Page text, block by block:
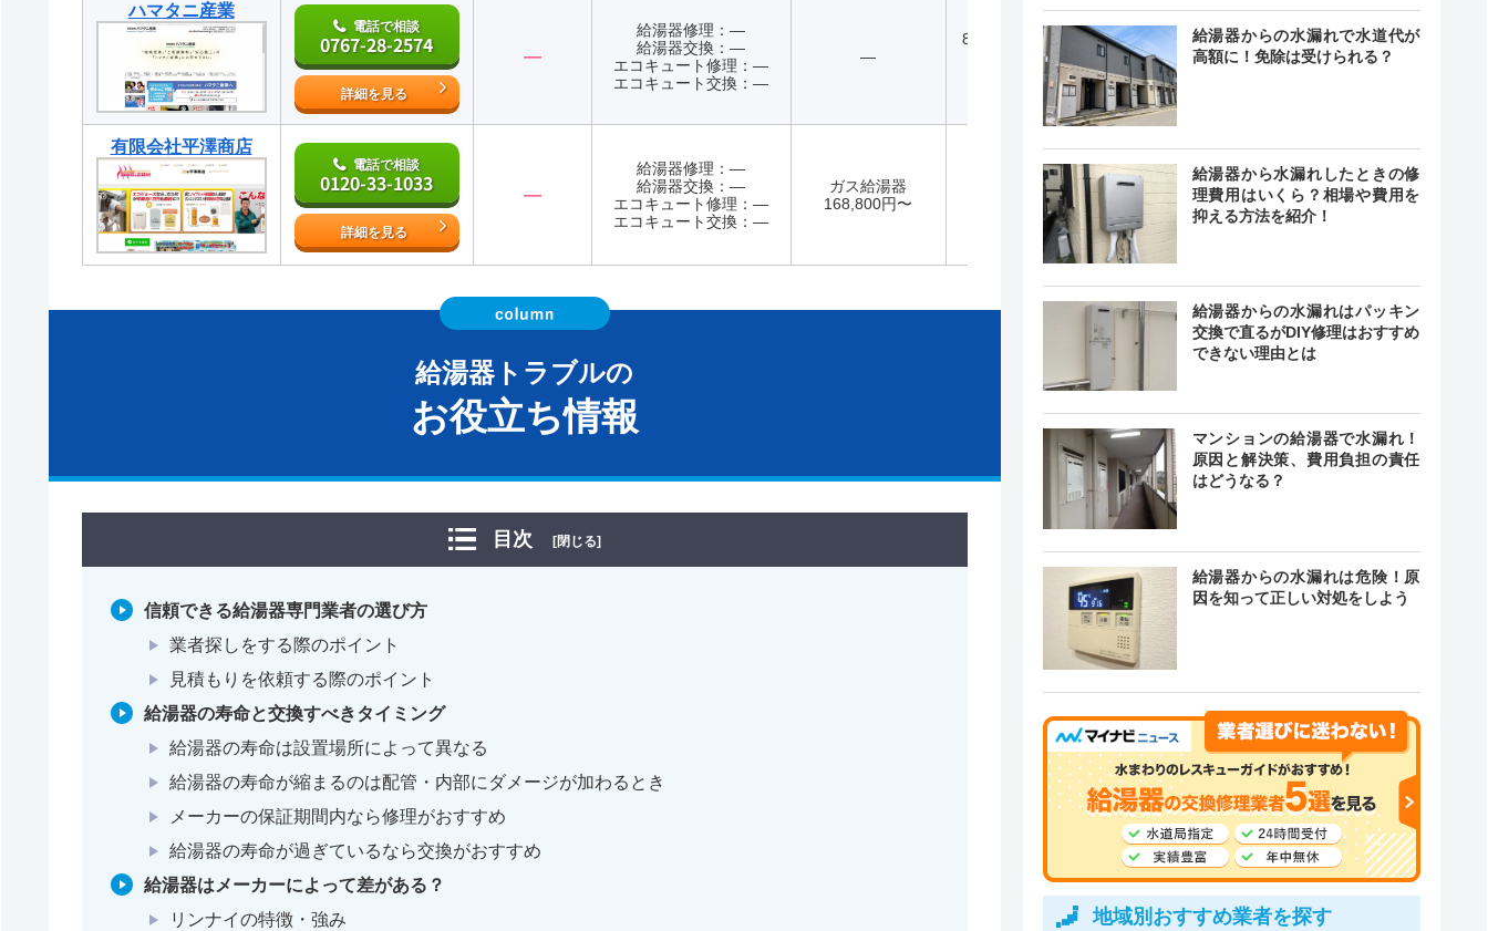
ハマタニ産業
電話で相談
0767-28-2574
詳細を見る
―
給湯器修理：―
給湯器交換：―
エコキュート修理：―
エコキュート交換：―
―
8:00～18:00
日曜日・祝
―
有限会社平澤商店
電話で相談
0120-33-1033
詳細を見る
―
給湯器修理：―
給湯器交換：―
エコキュート修理：―
エコキュート交換：―
ガス給湯器
168,800円〜
記載なし
給湯器トラブルの
お役立ち情報
目次 [閉じる]
信頼できる給湯器専門業者の選び方
業者探しをする際のポイント
見積もりを依頼する際のポイント
給湯器の寿命と交換すべきタイミング
給湯器の寿命は設置場所によって異なる
給湯器の寿命が縮まるのは配管・内部にダメージが加わるとき
メーカーの保証期間内なら修理がおすすめ
給湯器の寿命が過ぎているなら交換がおすすめ
給湯器はメーカーによって差がある？
リンナイの特徴・強み
給湯器からの水漏れで水道代が
高額に！免除は受けられる？
給湯器から水漏れしたときの修
理費用はいくら？相場や費用を
抑える方法を紹介！
給湯器からの水漏れはパッキン
交換で直るがDIY修理はおすすめ
できない理由とは
マンションの給湯器で水漏れ！
原因と解決策、費用負担の責任
はどうなる？
給湯器からの水漏れは危険！原
因を知って正しい対処をしよう
地域別おすすめ業者を探す